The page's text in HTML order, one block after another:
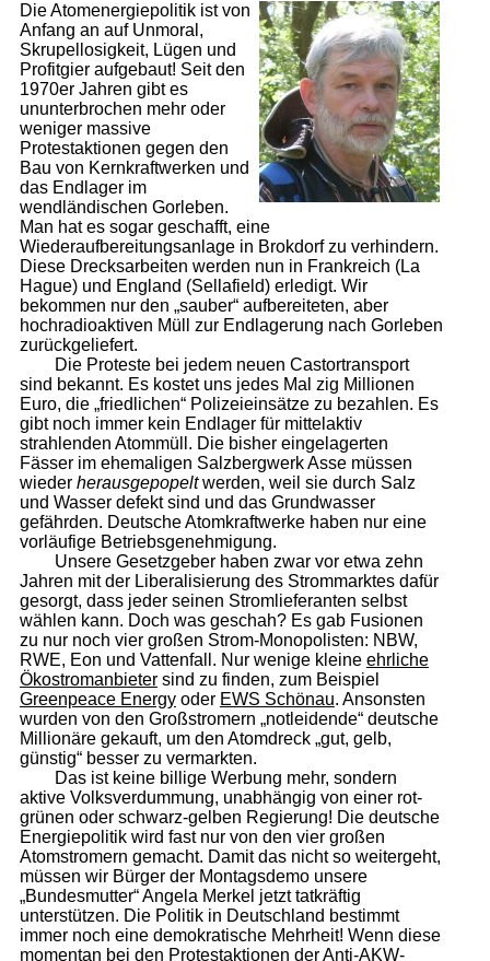
Die Atomenergiepolitik ist von
Anfang an auf Unmoral,
Skrupellosigkeit, Lügen und
Profitgier aufgebaut! Seit den
1970er Jahren gibt es
ununterbrochen mehr oder
weniger massive
Protestaktionen gegen den
Bau von Kernkraftwerken und
das Endlager im
wendländischen Gorleben.
Man hat es sogar geschafft, eine
Wiederaufbereitungsanlage in Brokdorf zu verhindern.
Diese Drecksarbeiten werden nun in Frankreich (La
Hague) und England (Sellafield) erledigt. Wir
bekommen nur den „sauber“ aufbereiteten, aber
hochradioaktiven Müll zur Endlagerung nach Gorleben
zurückgeliefert.
Die Proteste bei jedem neuen Castortransport
sind bekannt. Es kostet uns jedes Mal zig Millionen
Euro, die „friedlichen“ Polizeieinsätze zu bezahlen. Es
gibt noch immer kein Endlager für mittelaktiv
strahlenden Atommüll. Die bisher eingelagerten
Fässer im ehemaligen Salzbergwerk Asse müssen
wieder herausgepopeltwerden, weil sie durch Salz
und Wasser defekt sind und das Grundwasser
gefährden. Deutsche Atomkraftwerke haben nur eine
vorläufige Betriebsgenehmigung.
Unsere Gesetzgeber haben zwar vor etwa zehn
Jahren mit der Liberalisierung des Strommarktes dafür
gesorgt, dass jeder seinen Stromlieferanten selbst
wählen kann. Doch was geschah? Es gab Fusionen
zu nur noch vier großen Strom-Monopolisten: NBW,
RWE, Eon und Vattenfall. Nur wenige kleine ehrliche
Ökostromanbietersind zu finden, zum Beispiel
Greenpeace Energyoder EWS Schönau. Ansonsten
wurden von den Großstromern „notleidende“ deutsche
Millionäre gekauft, um den Atomdreck „gut, gelb,
günstig“ besser zu vermarkten.
Das ist keine billige Werbung mehr, sondern
aktive Volksverdummung, unabhängig von einer rot-
grünen oder schwarz-gelben Regierung! Die deutsche
Energiepolitik wird fast nur von den vier großen
Atomstromern gemacht. Damit das nicht so weitergeht,
müssen wir Bürger der Montagsdemo unsere
„Bundesmutter“ Angela Merkel jetzt tatkräftig
unterstützen. Die Politik in Deutschland bestimmt
immer noch eine demokratische Mehrheit! Wenn diese
momentan bei den Protestaktionen der Anti-AKW-